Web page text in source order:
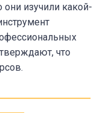
они изучили какой-
что